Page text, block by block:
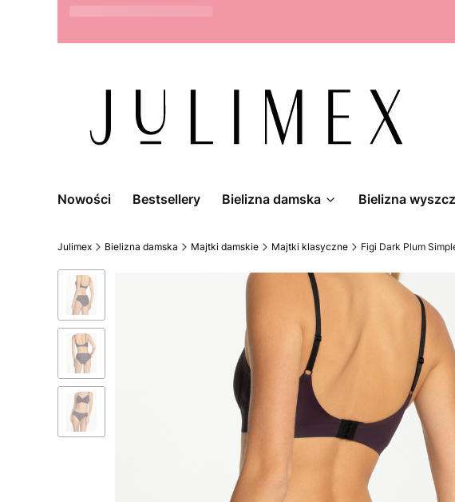
Nowości Bestsellery Bielizna damska Bielizna
Julimex Bielizna damska Majtki damskie Majtki klasyczne Figi Dark Plum